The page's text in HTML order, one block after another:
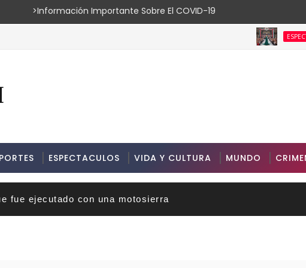
Importante Sobre El COVID-19
ESPECTACULOS
ESPECTACULOS VIDA Y CULTURA MUNDO
fue ejecutado con una motosierra